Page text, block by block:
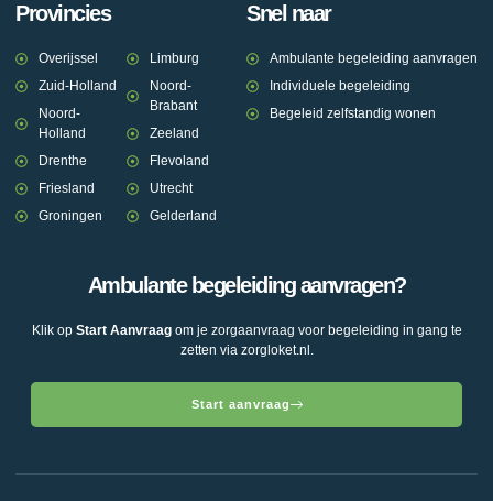
Provincies
Overijssel
Zuid-Holland
Noord-
Holland
Drenthe
Friesland
Groningen
Limburg
Noord-
Brabant
Zeeland
Flevoland
Utrecht
Gelderland
Snel naar
Ambulante begeleiding aanvragen
Individuele begeleiding
Begeleid zelfstandig wonen
Ambulante begeleiding aanvragen?
Klik op Start Aanvraagom je zorgaanvraag voor begeleiding in gang te
zetten via zorgloket.nl.
Start aanvraag